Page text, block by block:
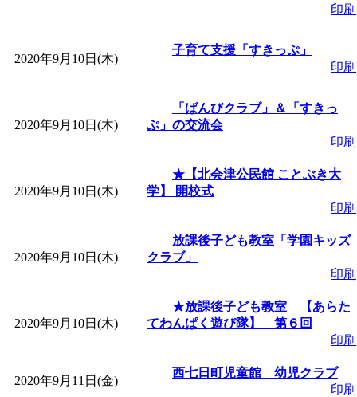
間：2026/08/10～
「みなづる号乗車体
de 健康づくり」」 受
堂島地区歴史ウオ
す」 受付期間：～
みなづる号乗車体
」
「皆鶴姫のこびる塾
」 受付期間：～
印刷
2020年9月10日(木)
子育て支援「すきっぷ」
印刷
2020年9月10日(木)
「ばんびクラブ」＆「すきっ
ぷ」の交流会
印刷
2020年9月10日(木)
★【北会津公民館 ことぶき大
学】 開校式
印刷
2020年9月10日(木)
放課後子ども教室「学園キッズ
クラブ」
印刷
2020年9月10日(木)
★放課後子ども教室 【あらた
てわんぱく遊び隊】 第６回
印刷
2020年9月11日(金)
西七日町児童館 幼児クラブ
印刷